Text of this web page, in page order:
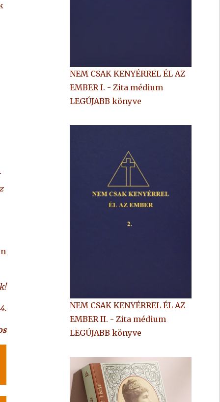
NEM CSAK KENYÉRREL ÉL AZ
EMBER I. - Zita médium
LEGÚJABB könyve
NEM CSAK KENYÉRREL ÉL AZ
EMBER II. - Zita médium
LEGÚJABB könyve